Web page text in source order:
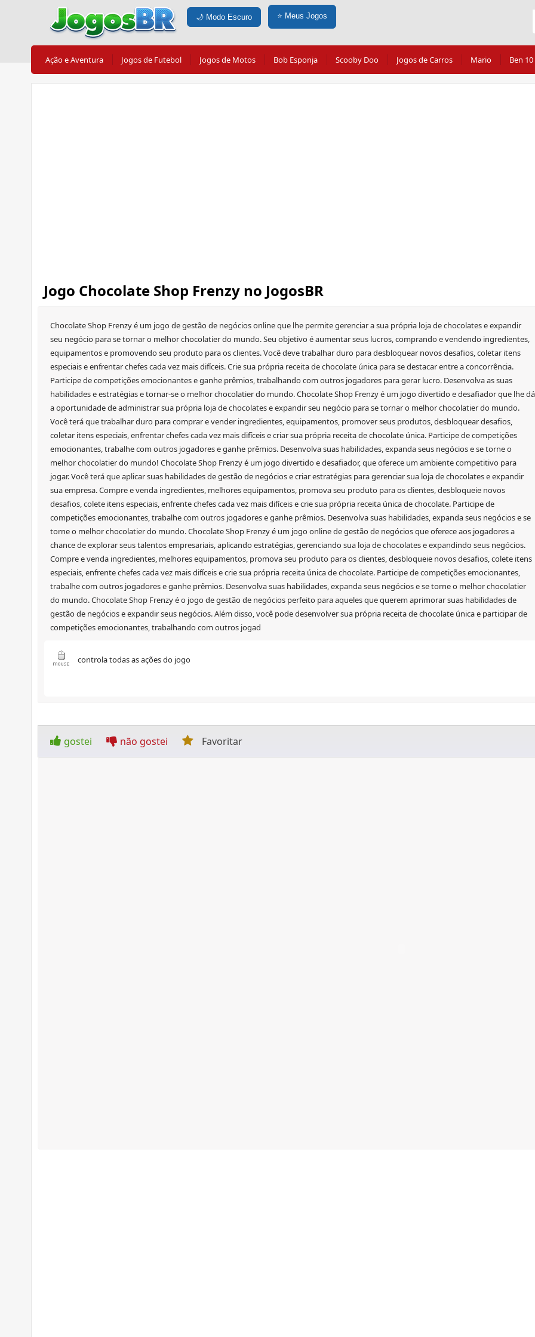
🌙 Modo Escuro ⭐ Meus Jogos
Ação e Aventura Jogos de Futebol Jogos de Motos Bob Esponja Scooby Doo Jogos de Carros Mario Ben 10
Jogo Chocolate Shop Frenzy no JogosBR
Chocolate Shop Frenzy é um jogo de gestão de negócios online que lhe permite gerenciar a sua própria loja de chocolates e expandir
seu negócio para se tornar o melhor chocolatier do mundo. Seu objetivo é aumentar seus lucros, comprando e vendendo ingredientes,
equipamentos e promovendo seu produto para os clientes. Você deve trabalhar duro para desbloquear novos desafios, coletar itens
especiais e enfrentar chefes cada vez mais difíceis. Crie sua própria receita de chocolate única para se destacar entre a concorrência.
Participe de competições emocionantes e ganhe prêmios, trabalhando com outros jogadores para gerar lucro. Desenvolva as suas
habilidades e estratégias e tornar-se o melhor chocolatier do mundo. Chocolate Shop Frenzy é um jogo divertido e desafiador que lhe dá
a oportunidade de administrar sua própria loja de chocolates e expandir seu negócio para se tornar o melhor chocolatier do mundo.
Você terá que trabalhar duro para comprar e vender ingredientes, equipamentos, promover seus produtos, desbloquear desafios,
coletar itens especiais, enfrentar chefes cada vez mais difíceis e criar sua própria receita de chocolate única. Participe de competições
emocionantes, trabalhe com outros jogadores e ganhe prêmios. Desenvolva suas habilidades, expanda seus negócios e se torne o
melhor chocolatier do mundo! Chocolate Shop Frenzy é um jogo divertido e desafiador, que oferece um ambiente competitivo para
jogar. Você terá que aplicar suas habilidades de gestão de negócios e criar estratégias para gerenciar sua loja de chocolates e expandir
sua empresa. Compre e venda ingredientes, melhores equipamentos, promova seu produto para os clientes, desbloqueie novos
desafios, colete itens especiais, enfrente chefes cada vez mais difíceis e crie sua própria receita única de chocolate. Participe de
competições emocionantes, trabalhe com outros jogadores e ganhe prêmios. Desenvolva suas habilidades, expanda seus negócios e se
torne o melhor chocolatier do mundo. Chocolate Shop Frenzy é um jogo online de gestão de negócios que oferece aos jogadores a
chance de explorar seus talentos empresariais, aplicando estratégias, gerenciando sua loja de chocolates e expandindo seus negócios.
Compre e venda ingredientes, melhores equipamentos, promova seu produto para os clientes, desbloqueie novos desafios, colete itens
especiais, enfrente chefes cada vez mais difíceis e crie sua própria receita única de chocolate. Participe de competições emocionantes,
trabalhe com outros jogadores e ganhe prêmios. Desenvolva suas habilidades, expanda seus negócios e se torne o melhor chocolatier
do mundo. Chocolate Shop Frenzy é o jogo de gestão de negócios perfeito para aqueles que querem aprimorar suas habilidades de
gestão de negócios e expandir seus negócios. Além disso, você pode desenvolver sua própria receita de chocolate única e participar de
competições emocionantes, trabalhando com outros jogad
controla todas as ações do jogo
gostei não gostei Favoritar